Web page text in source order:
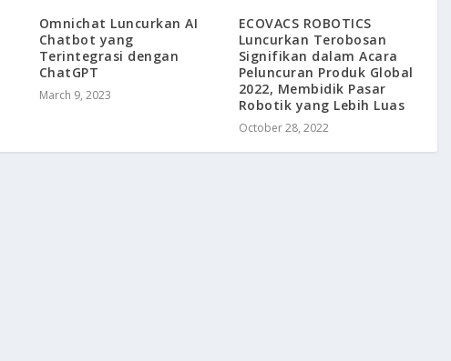
Omnichat Luncurkan AI
Chatbot yang
Terintegrasi dengan
ChatGPT
March 9, 2023
ECOVACS ROBOTICS
Luncurkan Terobosan
Signifikan dalam Acara
Peluncuran Produk Global
2022, Membidik Pasar
Robotik yang Lebih Luas
October 28, 2022